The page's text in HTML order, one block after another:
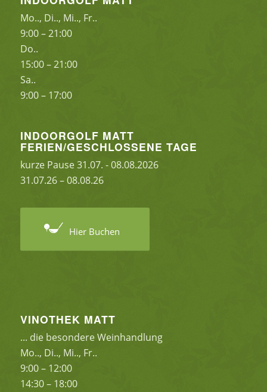
Mo.., Di.., Mi.., Fr..
9:00 – 21:00
Do..
15:00 – 21:00
Sa..
9:00 – 17:00
INDOORGOLF MATT
FERIEN/GESCHLOSSENE TAGE
kurze Pause 31.07. - 08.08.2026
31.07.26 – 08.08.26
Hier Buchen
VINOTHEK MATT
... die besondere Weinhandlung
Mo.., Di.., Mi.., Fr..
9:00 – 12:00
14:30 – 18:00